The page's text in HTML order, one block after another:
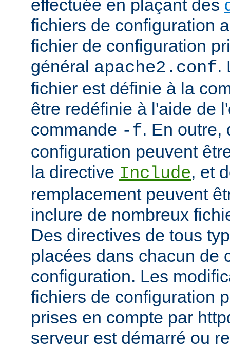
effectuée en plaçant des
fichiers de configuration
fichier de configuration
général apache2.conf.
fichier est définie à la
être redéfinie à l'aide de
commande -f. En outre,
configuration peuvent
la directive Include, et
remplacement peuvent
inclure de nombreux
Des directives de tous
placées dans chacun de
configuration. Les
fichiers de configuration
prises en compte par
serveur est démarré ou